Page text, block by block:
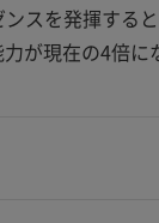
スを発揮する
が現在の4倍に